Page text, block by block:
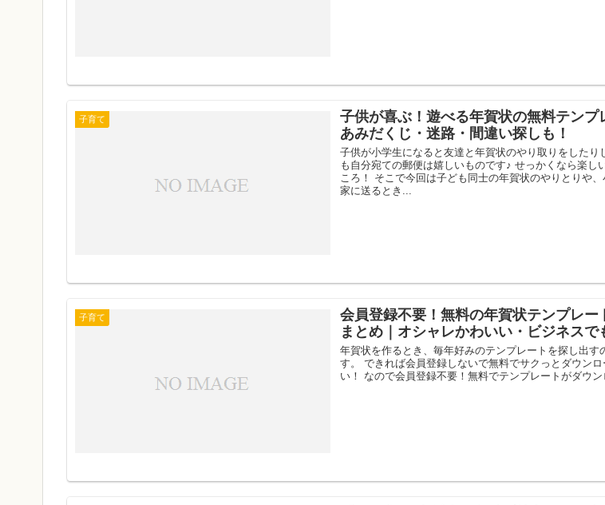
子育て
子供が喜ぶ！遊べる年賀状の無料テンプ
あみだくじ・迷路・間違い探しも！
子供が小学生になると友達と年賀状のやり取りをしたり
も自分宛ての郵便は嬉しいものです♪ せっかくなら楽し
ころ！ そこで今回は子ども同士の年賀状のやりとりや
家に送るとき...
子育て
会員登録不要！無料の年賀状テンプレー
まとめ｜オシャレかわいい・ビジネスで
年賀状を作るとき、毎年好みのテンプレートを探し出す
す。 できれば会員登録しないで無料でサクっとダウン
い！ なので会員登録不要！無料でテンプレートがダウ